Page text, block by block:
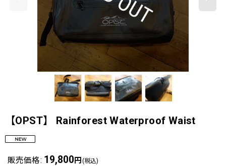
【OPST】 Rainforest Waterproof Waist
販売価格: 19,800 円 (税込)